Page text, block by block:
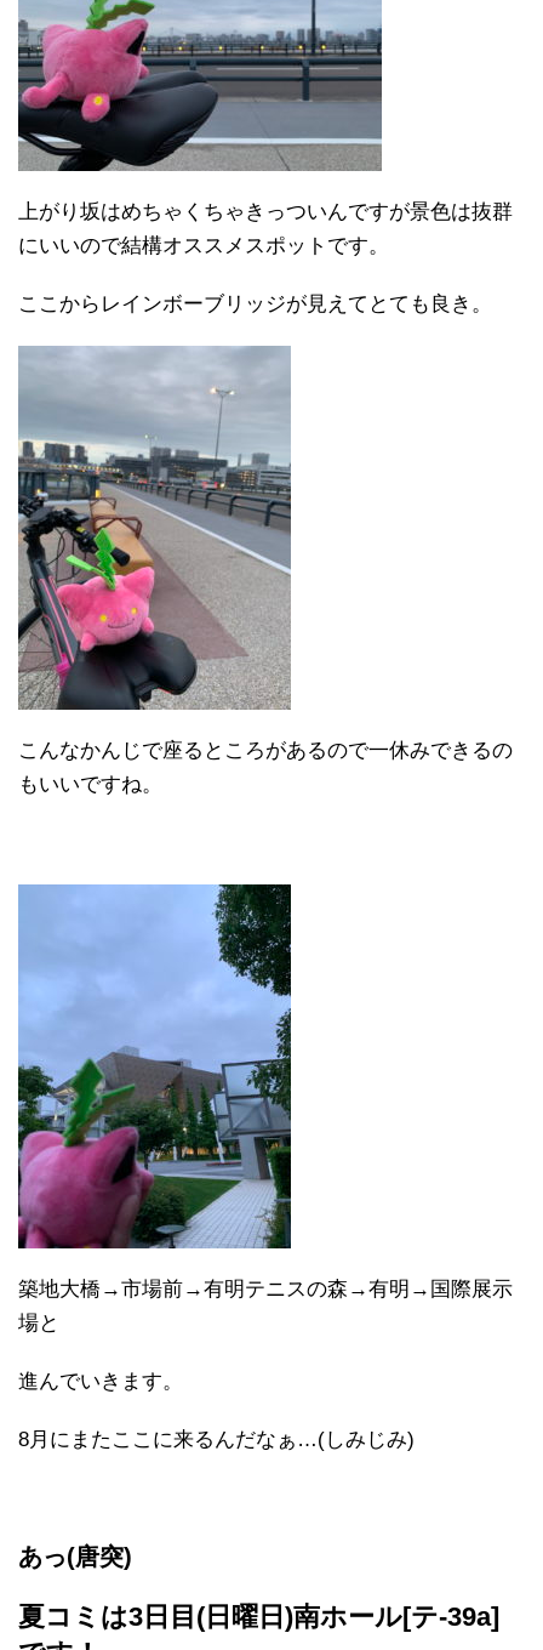
上がり坂はめちゃくちゃきっついんですが景色は抜群
にいいので結構オススメスポットです。
ここからレインボーブリッジが見えてとても良き。
こんなかんじで座るところがあるので一休みできるの
もいいですね。
築地大橋→市場前→有明テニスの森→有明→国際展示
場と
進んでいきます。
8月にまたここに来るんだなぁ…(しみじみ)
あっ(唐突)
夏コミは3日目(日曜日)南ホール[テ-39a]